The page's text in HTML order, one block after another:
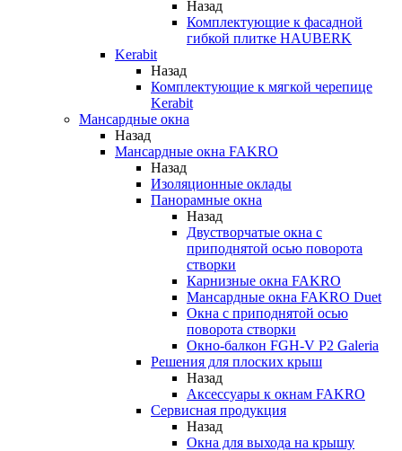
Назад
Комплектующие к фасадной
гибкой плитке HAUBERK
Kerabit
Назад
Комплектующие к мягкой черепице
Kerabit
Мансардные окна
Назад
Мансардные окна FAKRO
Назад
Изоляционные оклады
Панорамные окна
Назад
Двустворчатые окна с
приподнятой осью поворота
створки
Карнизные окна FAKRO
Мансардные окна FAKRO Duet
Окна с приподнятой осью
поворота створки
Окно-балкон FGH-V P2 Galeria
Решения для плоских крыш
Назад
Аксессуары к окнам FAKRO
Сервисная продукция
Назад
Окна для выхода на крышу